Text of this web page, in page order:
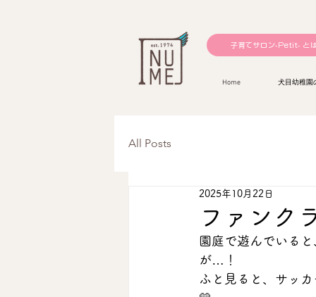
子育てサロン-Petit- と
Home 犬目幼稚園
All Posts
ファンク
2025年10月22日
園庭で遊んでいる
が…！
ふと見ると、サッ